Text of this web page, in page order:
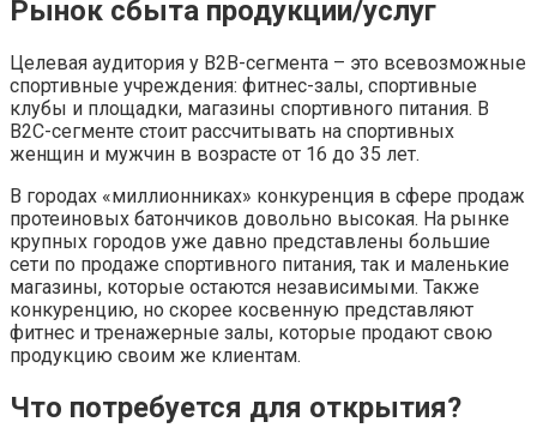
Рынок сбыта продукции/услуг
Целевая аудитория у В2В-сегмента – это всевозможные
спортивные учреждения: фитнес-залы, спортивные
клубы и площадки, магазины спортивного питания. В
B2C-сегменте стоит рассчитывать на спортивных
женщин и мужчин в возрасте от 16 до 35 лет.
В городах «миллионниках» конкуренция в сфере продаж
протеиновых батончиков довольно высокая. На рынке
крупных городов уже давно представлены большие
сети по продаже спортивного питания, так и маленькие
магазины, которые остаются независимыми. Также
конкуренцию, но скорее косвенную представляют
фитнес и тренажерные залы, которые продают свою
продукцию своим же клиентам.
Что потребуется для открытия?